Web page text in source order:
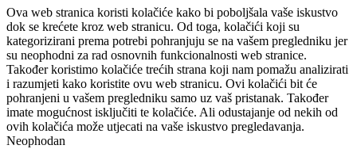
Ova web stranica koristi kolačiće kako bi poboljšala vaše iskustvo
dok se krećete kroz web stranicu. Od toga, kolačići koji su
kategorizirani prema potrebi pohranjuju se na vašem pregledniku jer
su neophodni za rad osnovnih funkcionalnosti web stranice.
Također koristimo kolačiće trećih strana koji nam pomažu analizirati
i razumjeti kako koristite ovu web stranicu. Ovi kolačići bit će
pohranjeni u vašem pregledniku samo uz vaš pristanak. Također
imate mogućnost isključiti te kolačiće. Ali odustajanje od nekih od
ovih kolačića može utjecati na vaše iskustvo pregledavanja.
Neophodan